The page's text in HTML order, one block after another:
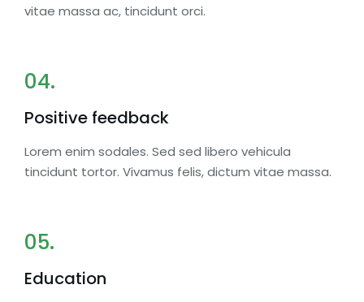
vitae massa ac, tincidunt orci.
04.
Positive feedback
Lorem enim sodales. Sed sed libero vehicula
tincidunt tortor. Vivamus felis, dictum vitae massa.
05.
Education